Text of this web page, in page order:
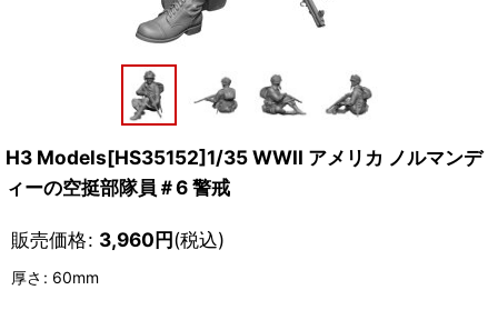
H3 Models[HS35152]1/35 WWII アメリカ ノルマンデ
ィーの空挺部隊員＃6 警戒
販売価格: 3,960円(税込)
厚さ : 60mm